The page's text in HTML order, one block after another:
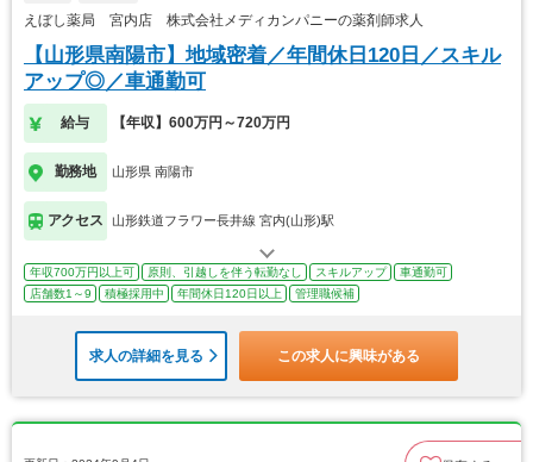
えぼし薬局 宮内店 株式会社メディカンパニーの薬剤師求人
【山形県南陽市】地域密着／年間休日120日／スキル
アップ◎／車通勤可
給与 【年収】600万円～720万円
勤務地 山形県 南陽市
アクセス 山形鉄道フラワー長井線 宮内(山形)駅
年収700万円以上可 原則、引越しを伴う転勤なし スキルアップ
車通勤可
店舗数1～9
積極採用中 年間休日120日以上 管理職候補
求人の詳細を見る この求人に興味がある